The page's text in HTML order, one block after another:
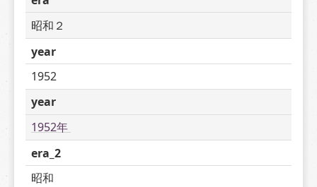
昭和２
year
1952
year
1952年
era_2
昭和